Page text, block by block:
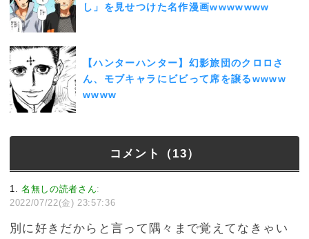
し」を見せつけた名作漫画wwwwwww
【ハンターハンター】幻影旅団のクロロさ
ん、モブキャラにビビって席を譲るwwww
wwww
コメント（13）
1 名無しの読者さん:
2022/07/22(金) 23:57:36
別に好きだからと言って隅々まで覚えてなきゃい